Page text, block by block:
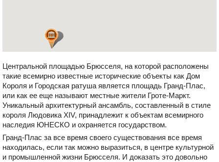
Центральной площадью Брюсселя, на которой расположены
такие всемирно известные исторические объекты как Дом
Короля и Городская ратуша является площадь Гранд-Плас,
или как ее еще называют местные жители Гроте-Маркт.
Уникальный архитектурный ансамбль, составленный в стиле
короля Людовика XIV, принадлежит к объектам всемирного
наследия ЮНЕСКО и охраняется государством.
Гранд-Плас за все время своего существования все время
находилась, если так можно выразиться, в центре культурной
и промышленной жизни Брюсселя. И доказать это довольно